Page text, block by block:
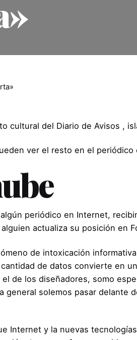
cultural del Diario de Avisos ,
ver el resto en el
periódico en Internet,
actualiza su posición en
de intoxicación
de datos convierte en
de los diseñadores, somo
general solemos pasar delante
Internet y la nuevas